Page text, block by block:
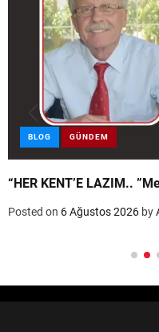
BLOG GÜNDEM
“HER
Posted on 6 Ağustos 2026 by